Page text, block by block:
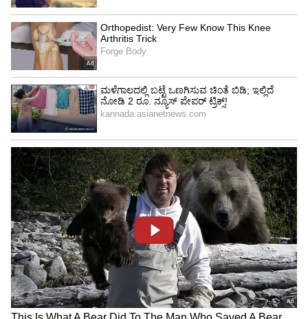
ದಾಖಲಾದ ಪ್ರಕರಣಗಳು
ದೂರಿನ ಆಧಾರದ ಮೇಲೆ, ಭಾರತೀಯ ನ್ಯಾಯ ಸಂಹಿತೆ
(BNS) ಸೆಕ್ಷನ್ 192/196/351(2)/353(1)(C) ಮತ್ತು ಪ್ರಜಾ
ಪ್ರಾತಿನಿಧ್ಯ ಕಾಯ್ದೆ, 1951ರ ಸೆಕ್ಷನ್ 123(2), 125 ಅಡಿಯಲ್ಲಿ
ಪೊಲೀಸರು ಪ್ರಕರಣ ದಾಖಲಿಸಿಕೊಂಡಿದ್ದಾರೆ. (ANI)
(ಈ ಸುದ್ದಿಯ ಶೀರ್ಷಿಕೆ ಹೊರತುಪಡಿಸಿ, ಏಷ್ಯಾನೆಟ್
ನ್ಯೂಸಬಲ್ ಇಂಗ್ಲಿಷ್ ಸಿಬ್ಬಂದಿ ಈ ವರದಿಯನ್ನು ಸಂಪಾದಿಸಿಲ್ಲ
ಮತ್ತು ಇದನ್ನು ಸಿಂಡಿಕೇಟೆಡ್ ಫೀಡ್‌ನಿಂದ ಪ್ರಕಟಿಸಲಾಗಿದೆ.)